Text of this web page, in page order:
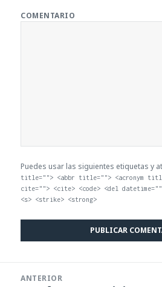
COMENTARIO
Puedes usar las siguientes etiquetas y
title=""> <abbr title=""> <acronym
cite=""> <cite> <code> <del
<s> <strike> <strong>
ANTERIOR